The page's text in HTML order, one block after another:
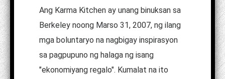
Ang Karma Kitchen ay unang binuksan sa
Berkeley noong Marso 31, 2007, ng ilang
mga boluntaryo na nagbigay inspirasyon
sa pagpupuno ng halaga ng isang
"ekonomiyang regalo". Kumalat na ito